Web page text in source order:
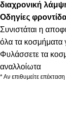
διαχρονική
Οδηγίες
Συνιστάται η
όλα τα κοσμήματα
Φυλάσσετε τα
αναλλοίωτα
* Αν επιθυμείτε